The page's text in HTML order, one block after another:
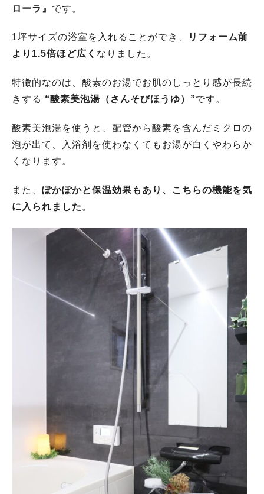
ローラ』 です。
1坪サイズの浴室を入れることができ、
リフォーム前
より1.5倍ほど広く なりました。
特徴的なのは、酸素のお湯でお肌のしっとり感が長続
きする “酸素美泡湯（さんそびほうゆ）”です。
酸素美泡湯を使うと、配管から酸素を含んだミクロの
泡が出て、入浴剤を使わなくてもお湯が白くやわらか
くなります。
また、 ぽかぽかと保温効果もあり、こちらの機能を気
に入られました 。